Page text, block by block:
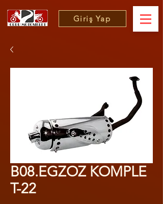
Giriş Yap
B08.EGZOZ KOMPLE
T-22